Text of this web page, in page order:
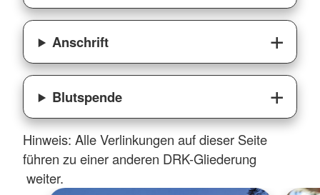
Anschrift
Blutspende
Hinweis: Alle Verlinkungen auf dieser Seite
führen zu einer anderen DRK-Gliederung
weiter.